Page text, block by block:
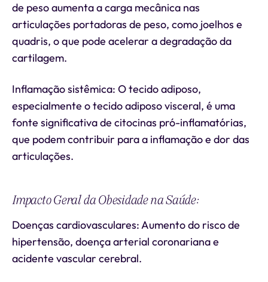
de peso aumenta a carga mecânica nas
articulações portadoras de peso, como joelhos e
quadris, o que pode acelerar a degradação da
cartilagem.
Inflamação sistêmica: O tecido adiposo,
especialmente o tecido adiposo visceral, é uma
fonte significativa de citocinas pró-inflamatórias,
que podem contribuir para a inflamação e dor das
articulações.
Impacto Geral da Obesidade na Saúde:
Doenças cardiovasculares: Aumento do risco de
hipertensão, doença arterial coronariana e
acidente vascular cerebral.